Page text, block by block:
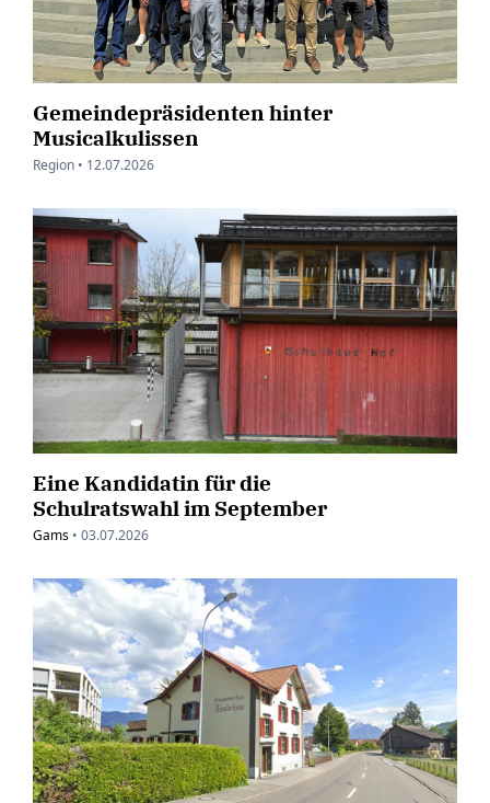
Gemeindepräsidenten hinter
Musicalkulissen
Region • 12.07.2026
Eine Kandidatin für die
Schulratswahl im September
Gams • 03.07.2026